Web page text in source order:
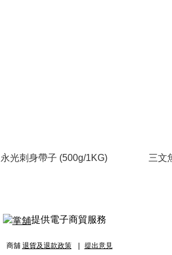
永光刺身帶子 (500g/1KG) 三文
提供電子商貿服務
商舖 退貨及退款政策 提出意見